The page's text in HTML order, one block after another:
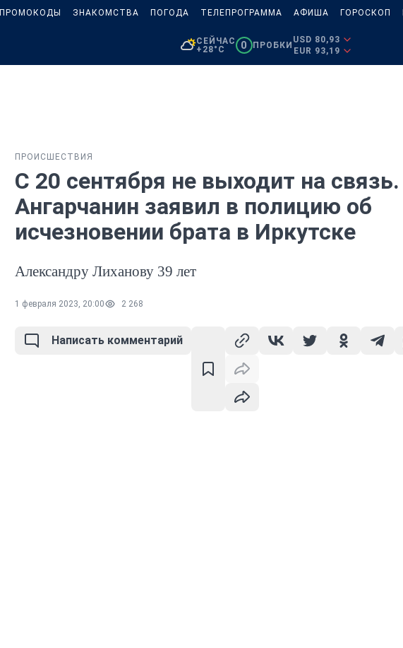
ПРОМОКОДЫ ЗНАКОМСТВА ПОГОДА ТЕЛЕПРОГРАММА АФИША ГОРОСКОП
СЕЙЧАС
+28°C
0 ПРОБКИ
USD 80,93
EUR 93,19
ПРОИСШЕСТВИЯ
С 20 сентября не выходит на связь.
Ангарчанин заявил в полицию об
исчезновении брата в Иркутске
Александру Лиханову 39 лет
1 февраля 2023, 20:00 2 268
Написать комментарий